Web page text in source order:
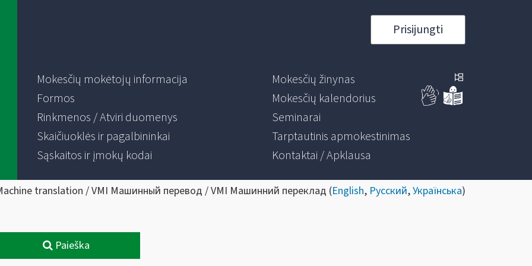
Prisijungti
Mokesčių mokėtojų informacija
Formos
Rinkmenos / Atviri duomenys
Skaičiuoklės ir pagalbininkai
Sąskaitos ir įmokų kodai
Mokesčių žinynas
Mokesčių kalendorius
Seminarai
Tarptautinis apmokestinimas
Kontaktai / Apklausa
translation / VMI Машинный перевод / VMI Машинний переклад (English, Русский,Українська)
Paieška